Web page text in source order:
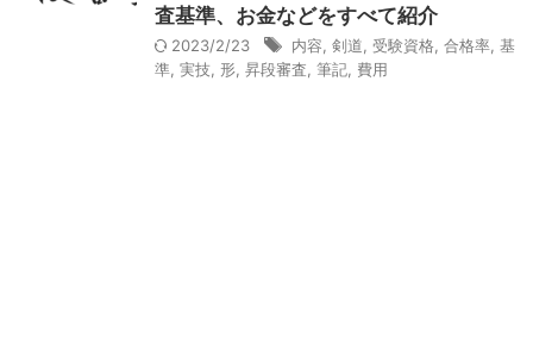
査基準、お金などをすべて紹介
2023/2/23 内容 剣道 受験資格 合格率 基
準 実技 形 昇段審査 筆記 費用